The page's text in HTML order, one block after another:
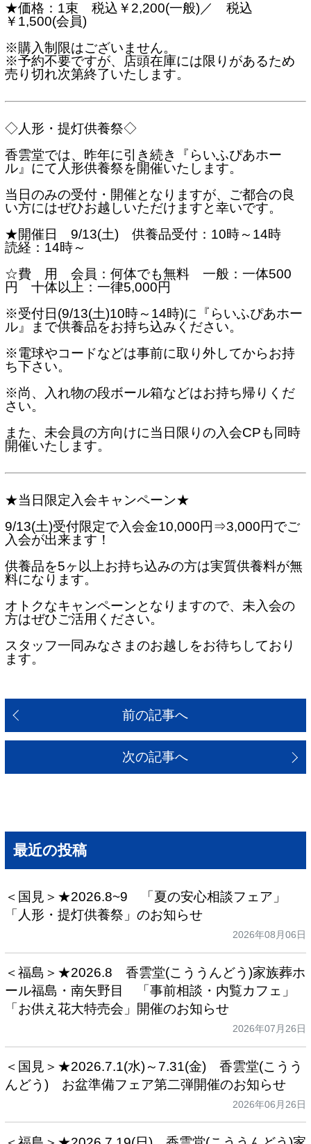
★価格：1束 税込￥2,200(一般)／ 税込
￥1,500(会員)
※購入制限はございません。
※予約不要ですが、店頭在庫には限りがあるため
売り切れ次第終了いたします。
◇人形・提灯供養祭◇
香雲堂では、昨年に引き続き『らいふぴあホー
ル』にて人形供養祭を開催いたします。
当日のみの受付・開催となりますが、ご都合の良
い方にはぜひお越しいただけますと幸いです。
★開催日 9/13(土) 供養品受付：10時～14時
読経：14時～
☆費 用 会員：何体でも無料 一般：一体500
円 十体以上：一律5,000円
※受付日(9/13(土)10時～14時)に『らいふぴあホー
ル』まで供養品をお持ち込みください。
※電球やコードなどは事前に取り外してからお持
ち下さい。
※尚、入れ物の段ボール箱などはお持ち帰りくだ
さい。
また、未会員の方向けに当日限りの入会CPも同時
開催いたします。
★当日限定入会キャンペーン★
9/13(土)受付限定で入会金10,000円⇒3,000円でご
入会が出来ます！
供養品を5ヶ以上お持ち込みの方は実質供養料が無
料になります。
オトクなキャンペーンとなりますので、未入会の
方はぜひご活用ください。
スタッフ一同みなさまのお越しをお待ちしており
ます。
前の記事へ
次の記事へ
最近の投稿
＜国見＞★2026.8~9 「夏の安心相談フェア」
「人形・提灯供養祭」のお知らせ
2026年08月06日
＜福島＞★2026.8 香雲堂(こううんどう)家族葬ホ
ール福島・南矢野目 「事前相談・内覧カフェ」
「お供え花大特売会」開催のお知らせ
2026年07月26日
＜国見＞★2026.7.1(水)～7.31(金) 香雲堂(こうう
んどう) お盆準備フェア第二弾開催のお知らせ
2026年06月26日